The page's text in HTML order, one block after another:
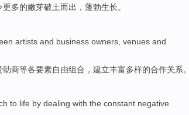
更多的嫩芽破土而出，蓬勃生长。
artists and business owners venues and
助商等各要素自由组合， 建立丰富多样的合作关系。
to life by dealing with the constant negative